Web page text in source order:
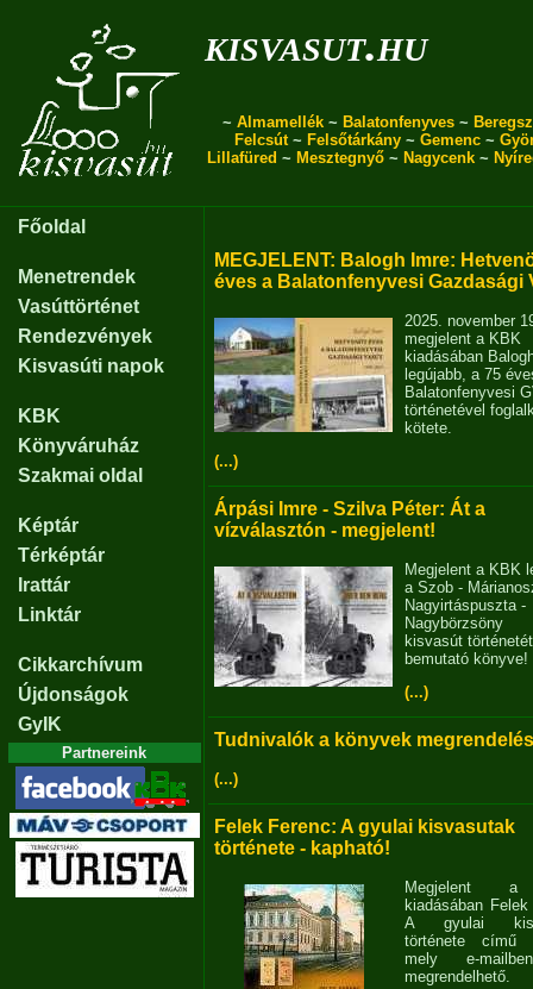
kisvasut.hu
~ Almamellék ~ Balatonfenyves ~
Felcsút~ Felsőtárkány ~ Gemenc ~
Lillafüred ~ Mesztegnyő ~ Nagycenk ~
Főoldal
Menetrendek
Vasúttörténet
Rendezvények
Kisvasúti napok
KBK
Könyváruház
Szakmai oldal
Képtár
Térképtár
Irattár
Linktár
Cikkarchívum
Újdonságok
GyIK
Partnereink
MEGJELENT: Balogh Imre:
éves a Balatonfenyvesi Gazdasági
2025. november
megjelent a KBK
kiadásában
legújabb, a 75
Balatonfenyvesi
történetével
kötete.
(...)
Árpási Imre - Szilva Péter: Át a
vízválasztón - megjelent!
Megjelent a KBK
a Szob -
Nagyirtáspuszta -
Nagybörzsöny
kisvasút történetét
bemutató könyve!
(...)
Tudnivalók a könyvek
(...)
Felek Ferenc: A gyulai kisvasutak
története - kapható!
Megjelent
kiadásában
A gyulai
története című
mely e-
megrendelhető.